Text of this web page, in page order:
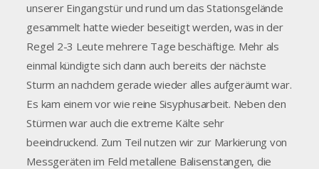
unserer Eingangstür und rund um das Stationsgelände
gesammelt hatte wieder beseitigt werden, was in der
Regel 2-3 Leute mehrere Tage beschäftige. Mehr als
einmal kündigte sich dann auch bereits der nächste
Sturm an nachdem gerade wieder alles aufgeräumt war.
Es kam einem vor wie reine Sisyphusarbeit. Neben den
Stürmen war auch die extreme Kälte sehr
beeindruckend. Zum Teil nutzen wir zur Markierung von
Messgeräten im Feld metallene Balisenstangen, die